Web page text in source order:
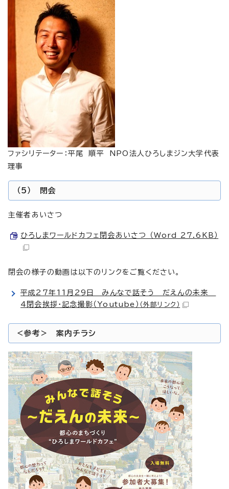
ファシリテーター：平尾 順平 NPO法人ひろしまジン大学代表
理事
（5） 閉会
主催者あいさつ
ひろしまワールドカフェ閉会あいさつ （Word 27.6KB）
閉会の様子の動画は以下のリンクをご覧ください。
平成27年11月29日 みんなで話そう だえんの未来
4閉会挨拶・記念撮影（Youtube） （外部リンク）
<参考> 案内チラシ